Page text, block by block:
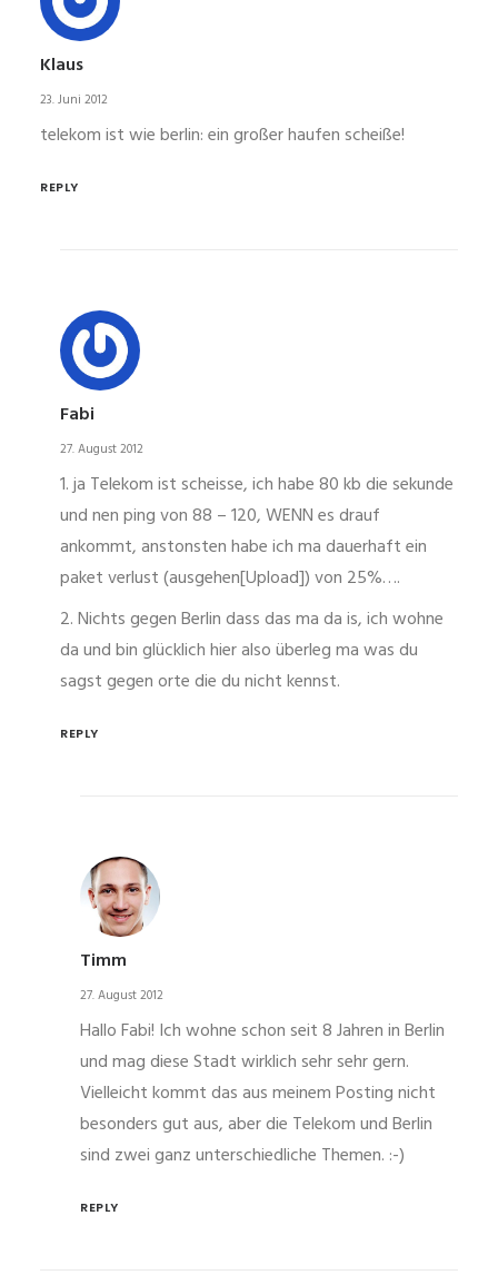
Klaus
23. Juni 2012
telekom ist wie berlin: ein großer haufen scheiße!
REPLY
Fabi
27. August 2012
1. ja Telekom ist scheisse, ich habe 80 kb die sekunde
und nen ping von 88 – 120, WENN es drauf
ankommt, anstonsten habe ich ma dauerhaft ein
paket verlust (ausgehen[Upload]) von 25%….
2. Nichts gegen Berlin dass das ma da is, ich wohne
da und bin glücklich hier also überleg ma was du
sagst gegen orte die du nicht kennst.
REPLY
Timm
27. August 2012
Hallo Fabi! Ich wohne schon seit 8 Jahren in Berlin
und mag diese Stadt wirklich sehr sehr gern.
Vielleicht kommt das aus meinem Posting nicht
besonders gut aus, aber die Telekom und Berlin
sind zwei ganz unterschiedliche Themen. :-)
REPLY